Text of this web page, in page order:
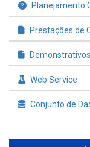
Planejamento
Prestações de
Web Service
Conjunto de